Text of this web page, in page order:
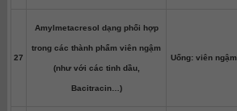
27
Amylmetacresol dạng phối hợp
trong các thành phẩm viên ngậm
(như với các tinh dầu,
Bacitracin…)
Uống: viên ngậm